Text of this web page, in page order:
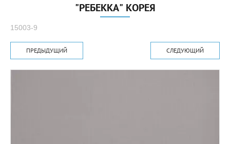
"РЕБЕККА" КОРЕЯ
15003-9
ПРЕДЫДУЩИЙ СЛЕДУЮЩИЙ